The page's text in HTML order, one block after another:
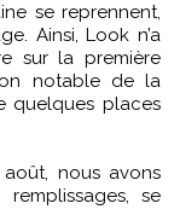
se reprennent,
Ainsi, Look n’a
sur la première
notable de la
quelques places
nous avons
se